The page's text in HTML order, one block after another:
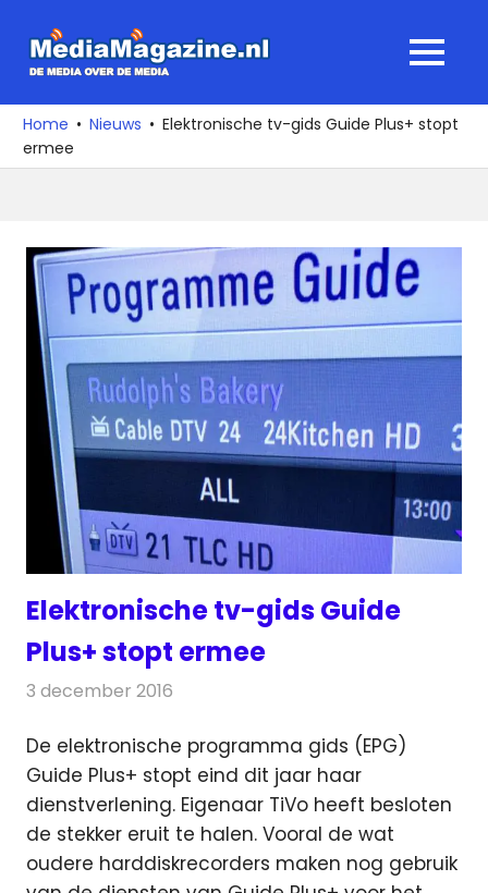
naar
media
over
de
MENU
Home Nieuws
Elektronische tv-gids Guide Plus+ stopt
ermee
Elektronische tv-gids Guide
Plus+ stopt ermee
3 december 2016
De elektronische programma gids (EPG)
Guide Plus+ stopt eind dit jaar haar
dienstverlening. Eigenaar TiVo heeft besloten
de stekker eruit te halen. Vooral de wat
oudere harddiskrecorders maken nog gebruik